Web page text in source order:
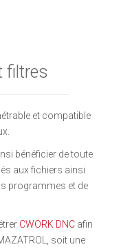
filtres
et compatible
bénéficier de toute
aux fichiers ainsi
programmes et de
CWORK DNC afin
soit une